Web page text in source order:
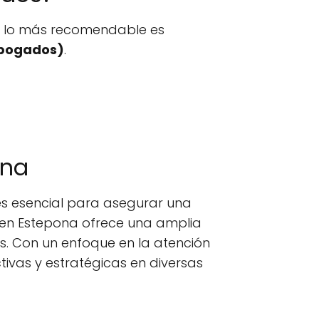
más recomendable es
.
esencial para asegurar una
Estepona ofrece una amplia
Con un enfoque en la atención
y estratégicas en diversas